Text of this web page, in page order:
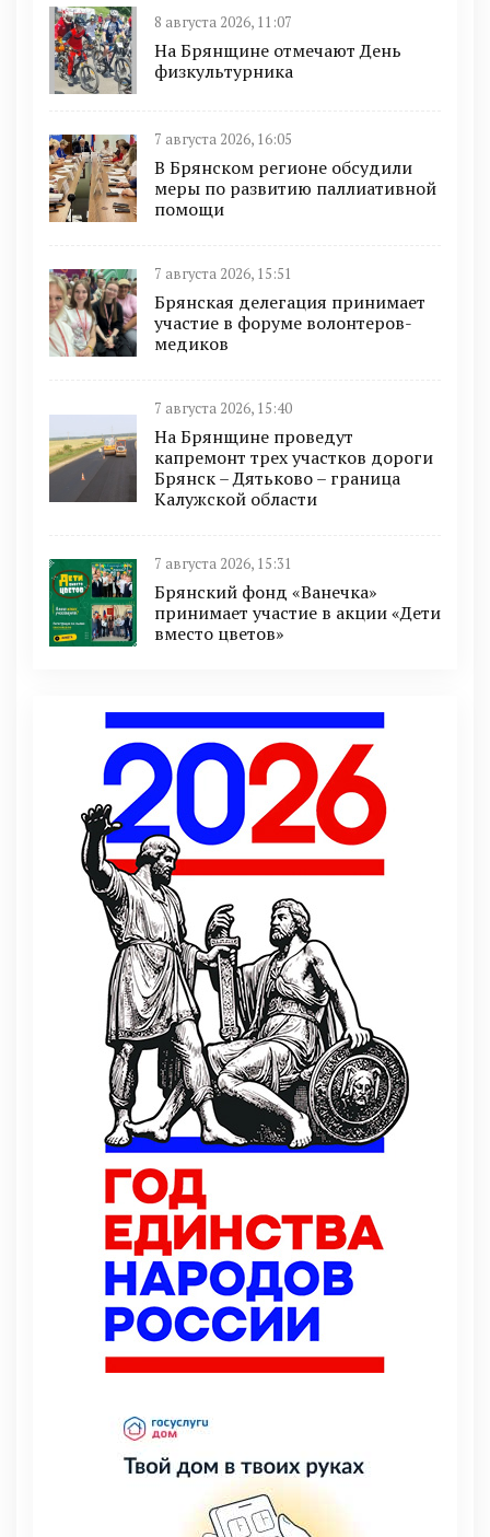
8 августа 2026, 11:07
На Брянщине отмечают День
физкультурника
7 августа 2026, 16:05
В Брянском регионе обсудили
меры по развитию паллиативной
помощи
7 августа 2026, 15:51
Брянская делегация принимает
участие в форуме волонтеров-
медиков
7 августа 2026, 15:40
На Брянщине проведут
капремонт трех участков дороги
Брянск – Дятьково – граница
Калужской области
7 августа 2026, 15:31
Брянский фонд «Ванечка»
принимает участие в акции «Дети
вместо цветов»